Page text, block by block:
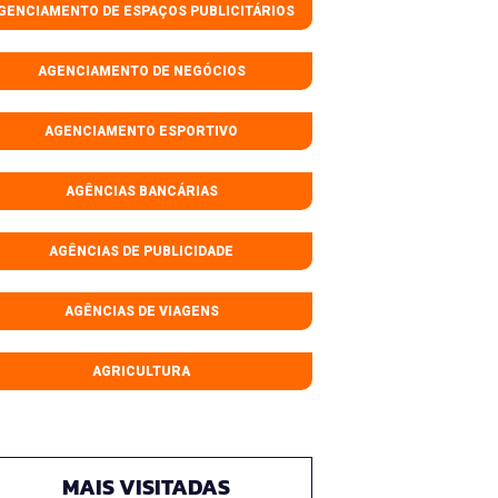
DE ESPAÇOS PUBLICITÁRIOS
AGENCIAMENTO DE NEGÓCIOS
AGENCIAMENTO ESPORTIVO
AGÊNCIAS BANCÁRIAS
AGÊNCIAS DE PUBLICIDADE
AGÊNCIAS DE VIAGENS
AGRICULTURA
MAIS VISITADAS